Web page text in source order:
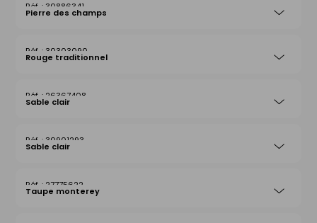
30886341
Pierre des champs
30303090
Rouge traditionnel
26367408
Sable clair
30901293
Sable clair
27775622
Taupe monterey